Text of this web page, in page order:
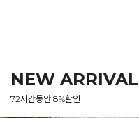
NEW ARRIVAL
72시간동안 8%할인